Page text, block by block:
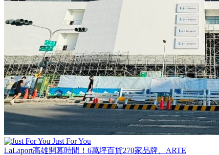
Just For You
LaLaport高雄開幕時間！6萬坪百貨270家品牌、ARTE